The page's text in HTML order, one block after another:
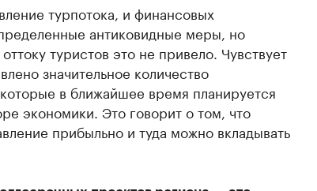
турпотока, и финансовых
антиковидные меры, но
туристов это не привело. Чувствует
значительное количество
в ближайшее время планируется
экономики. Это говорит о том, что
прибыльно и туда можно вкладывать